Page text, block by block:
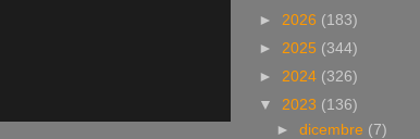
► 2026 (183)
► 2025 (344)
► 2024 (326)
▼ 2023 (136)
►dicembre (7)